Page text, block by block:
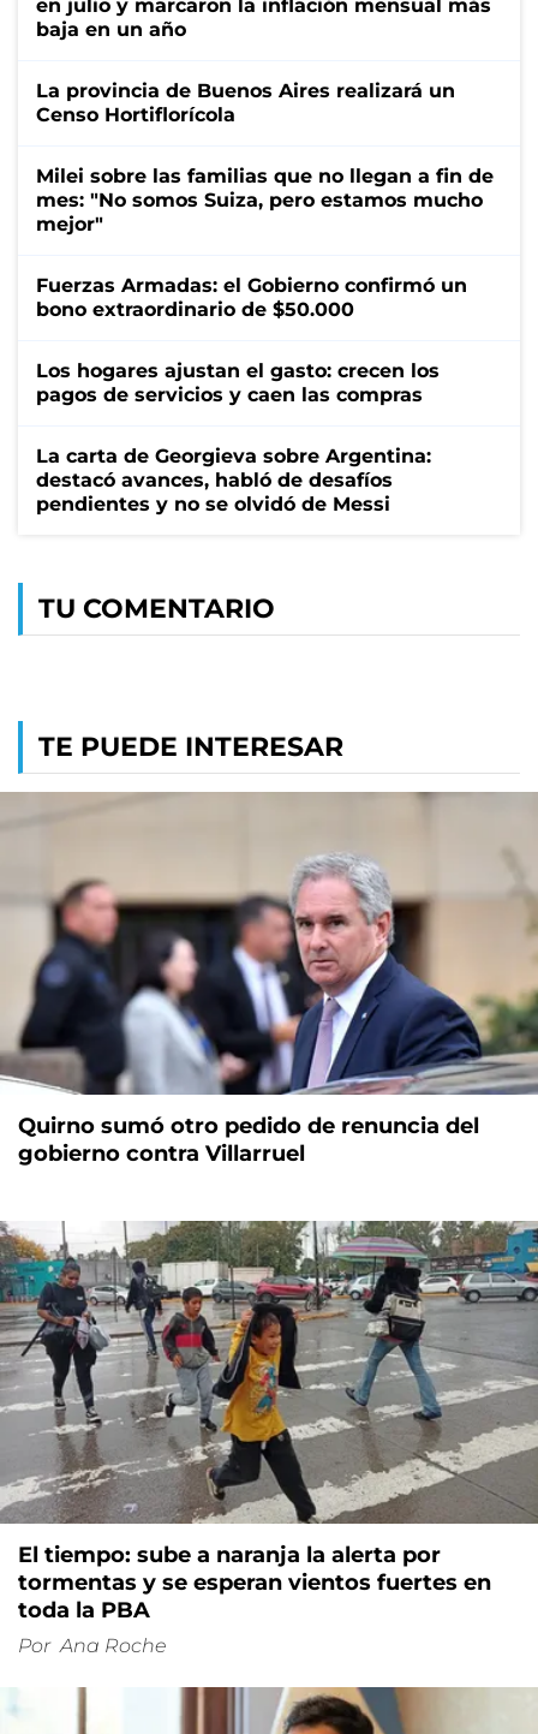
en julio y marcaron la inflación mensual más
baja en un año
La provincia de Buenos Aires realizará un
Censo Hortiflorícola
Milei sobre las familias que no llegan a fin de
mes: "No somos Suiza, pero estamos mucho
mejor"
Fuerzas Armadas: el Gobierno confirmó un
bono extraordinario de $50.000
Los hogares ajustan el gasto: crecen los
pagos de servicios y caen las compras
La carta de Georgieva sobre Argentina:
destacó avances, habló de desafíos
pendientes y no se olvidó de Messi
TU COMENTARIO
TE PUEDE INTERESAR
Quirno sumó otro pedido de renuncia del
gobierno contra Villarruel
El tiempo: sube a naranja la alerta por
tormentas y se esperan vientos fuertes en
toda la PBA
Por Ana Roche